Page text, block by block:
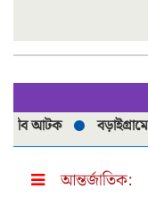
আটক বড়াইগ্রামে
আন্তর্জাতিক: